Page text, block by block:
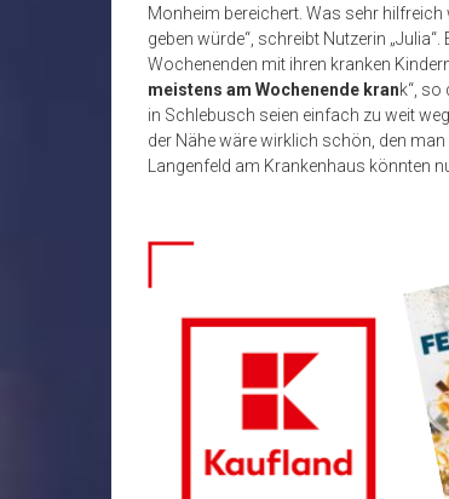
Monheim bereichert. Was sehr
geben würde“, schreibt Nutzerin
Wochenenden mit ihren kranken
meistens am Wochenende krank“, so
in Schlebusch seien einfach zu weit
der Nähe wäre wirklich schön, den
Langenfeld am Krankenhaus könnten